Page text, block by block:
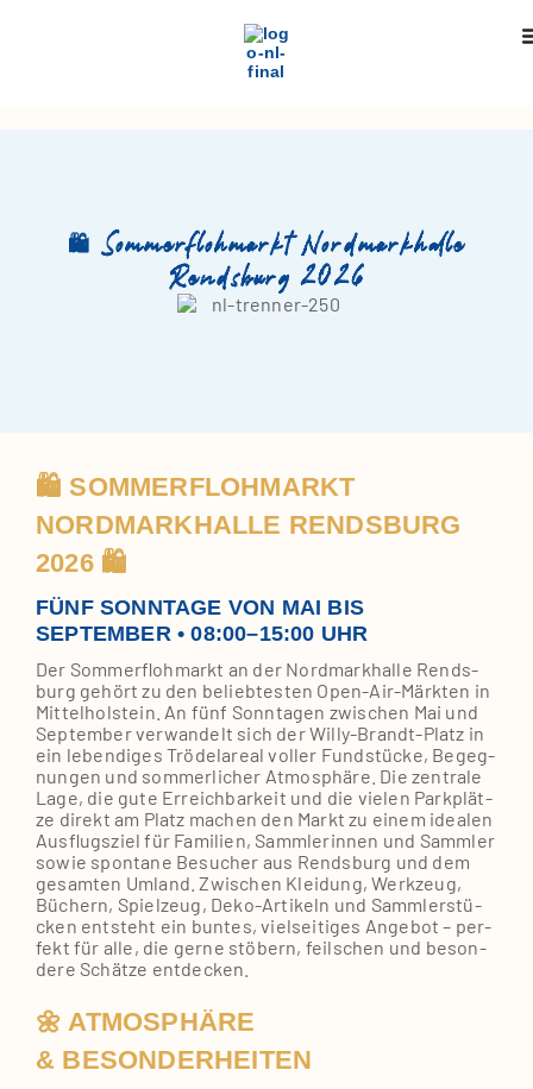
🛍️ Sommerflohmarkt Nordmarkhalle
Rendsburg 2026
🛍️ SOMMERFLOHMARKT
NORDMARKHALLE RENDSBURG
2026 🛍️
FÜNF SONNTAGE VON MAI BIS
SEPTEMBER • 08:00–15:00 UHR
Der Som­mer­floh­markt an der Nord­mark­hal­le Rends­
burg gehört zu den belieb­tes­ten Open‑Air‑Märkten in
Mit­tel­hol­stein. An fünf Sonn­ta­gen zwi­schen Mai und
Sep­tem­ber ver­wan­delt sich der Willy‑Brandt‑Platz in
ein leben­di­ges Trö­del­are­al vol­ler Fund­stü­cke, Begeg­
nun­gen und som­mer­li­cher Atmo­sphä­re. Die zen­tra­le
Lage, die gute Erreich­bar­keit und die vie­len Park­plät­
ze direkt am Platz machen den Markt zu einem idea­len
Aus­flugs­ziel für Fami­li­en, Samm­le­rin­nen und Samm­ler
sowie spon­ta­ne Besu­cher aus Rends­burg und dem
gesam­ten Umland. Zwi­schen Klei­dung, Werk­zeug,
Büchern, Spiel­zeug, Deko‑Artikeln und Samm­ler­stü­
cken ent­steht ein bun­tes, viel­sei­ti­ges Ange­bot – per­
fekt für alle, die ger­ne stö­bern, feil­schen und beson­
de­re Schät­ze ent­de­cken.
🌼 ATMOSPHÄRE
& BESONDERHEITEN